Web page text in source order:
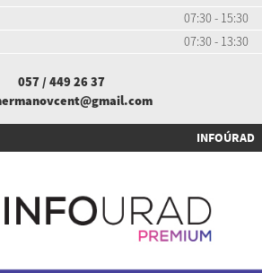
07:30 - 15:30
07:30 - 13:30
057 / 449 26 37
INFOÚRAD